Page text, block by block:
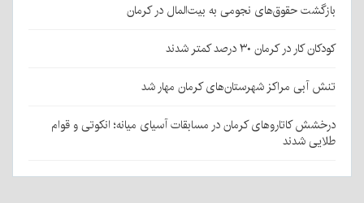
بازگشت حقوق‌های نجومی به بیت‌المال در کرمان
کودکان کار در کرمان ۳۰ درصد کمتر شدند
تنش آبی مراکز شهرستان‌های کرمان مهار شد
درخشش کاتاروهای کرمان در مسابقات آسیای میانه؛ انکوتی و قوام
طلایی شدند